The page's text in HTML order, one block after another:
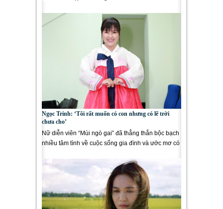
Ngọc Trinh: ‘Tôi rất muốn có con nhưng có lẽ trời
chưa cho’
Nữ diễn viên “Mùi ngò gai” đã thẳng thắn bộc bạch
nhiều tâm tình về cuộc sống gia đình và ước mơ có